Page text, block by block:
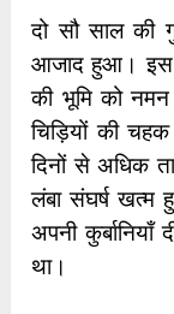
दो सौ साल की
आजाद हुआ। इस
की भूमि को नमन
चिड़ियों की
दिनों से अधिक
लंबा संघर्ष खत्म
अपनी
था।